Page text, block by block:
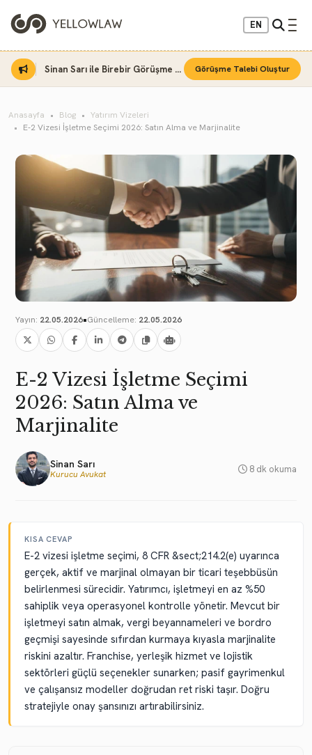
EN
Sinan Sarı ile Birebir Görüşme Fırsatı Görüşme Talebi Oluştur
Anasayfa Blog
Yatırım Vizeleri
E-2 Vizesi İşletme Seçimi 2026: Satın Alma ve Marjinalite
Yayın: 22.05.2026•Güncelleme: 22.05.2026
E-2 Vizesi İşletme Seçimi
2026: Satın Alma ve
Marjinalite
Sinan Sarı
Kurucu Avukat 8 dk okuma
KISA CEVAP
E-2 vizesi işletme seçimi, 8 CFR &sect;214.2(e) uyarınca
gerçek, aktif ve marjinal olmayan bir ticari teşebbüsün
belirlenmesi sürecidir. Yatırımcı, işletmeyi en az %50
sahiplik veya operasyonel kontrolle yönetir. Mevcut bir
işletmeyi satın almak, vergi beyannameleri ve bordro
geçmişi sayesinde sıfırdan kurmaya kıyasla marjinalite
riskini azaltır. Franchise, yerleşik hizmet ve lojistik
sektörleri güçlü seçenekler sunarken; pasif gayrimenkul
ve çalışansız modeller doğrudan ret riski taşır. Doğru
stratejiyle onay şansınızı artırabilirsiniz.